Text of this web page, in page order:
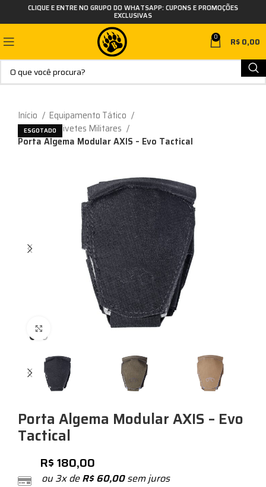
CLIQUE E ENTRE NO GRUPO DO WHATSAPP: CUPONS E PROMOÇÕES
EXCLUSIVAS
0 R$0,00
Início
Equipamento Tático
Facas e Canivetes Militares
Porta Algema Modular AXIS – Evo Tactical
ESGOTADO
Porta Algema Modular AXIS – Evo
Tactical
R$180,00
ou 3x deR$60,00sem juros